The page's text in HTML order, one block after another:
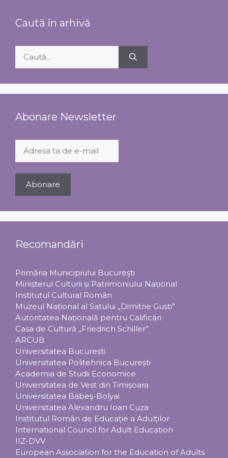
Caută în arhivă
după:
Abonare Newsletter
Recomandări
Primăria Municipiului Bucureşti
Ministerul Culturii şi Patrimoniului Naţional
Institutul Cultural Român
Muzeul Național al Satului „Dimitrie Gusti”
Autoritatea Națională pentru Calificări
Casa de Cultură „Friedrich Schiller”
ARCUB
Universitatea Bucureşti
Universitatea Politehnica Bucureşti
Academia de Studii Economice
Universitatea de Vest din Timişoara
Universitatea Babeş-Bolyai
Universitatea Alexandru Ioan Cuza
Institutul Român de Educaţie a Adulţilor
International Council for Adult Education
IIZ-DVV
European Association for the Education of Adults